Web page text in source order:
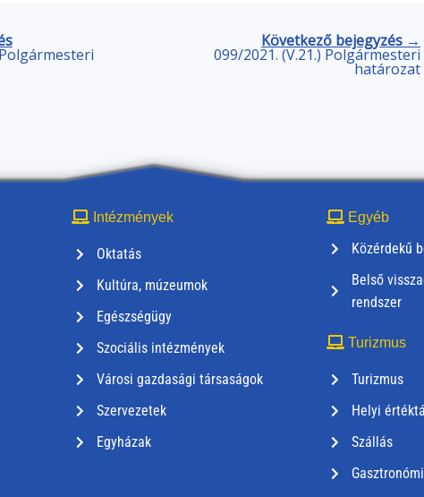
Következő bejegyzés →
099/2021. (V.21.) Polgármesteri
határozat
Intézmények
Oktatás
Kultúra, múzeumok
Egészségügy
Szociális intézmények
Városi gazdasági társaságok
Szervezetek
Egyházak
Egyéb
Közérdekű
Belső
rendszer
Turizmus
Turizmus
Helyi
Szállás